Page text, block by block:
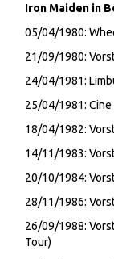
Iron Maiden in
05/04/1980:
21/09/1980:
24/04/1981:
25/04/1981: Cine
18/04/1982:
14/11/1983:
20/10/1984:
28/11/1986:
26/09/1988:
Tour)